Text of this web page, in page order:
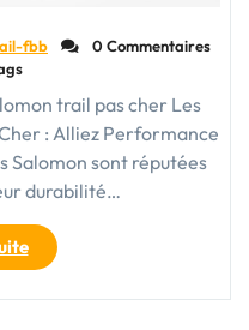
fbb
0 Commentaires
trail pas cher Les
: Alliez Performance
Salomon sont réputées
durabilité…
"Trouvez
vos
Chaussures